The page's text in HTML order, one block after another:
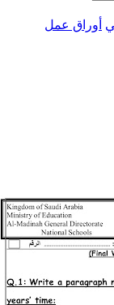
أوراق عمل